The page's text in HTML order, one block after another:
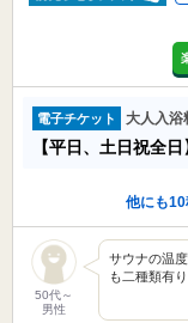
電子チケット 大人入浴
【平日、土日祝全
他にも
50代～
男性
サウナの温
も二種類有